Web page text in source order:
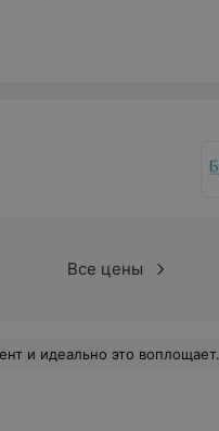
Все цены
тк знаю, что получу желаемый результат и очень приятную беседу